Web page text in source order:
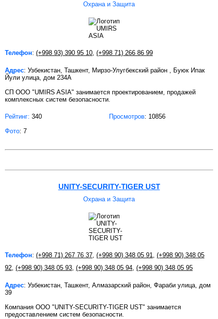
Охрана и Защита
Телефон: (+998 93) 390 95 10, (+998 71) 266 86 99
Адрес: Узбекистан, Ташкент, Мирзо-Улугбекский район , Буюк Ипак
Йули улица, дом 234А
СП ООО "UMIRS ASIA" занимается проектированием, продажей
комплексных систем безопасности.
Рейтинг: 340 Просмотров: 10856
Фото: 7
UNITY-SECURITY-TIGER UST
Охрана и Защита
Телефон: (+998 71) 267 76 37, (+998 90) 348 05 91, (+998 90) 348 05
92, (+998 90) 348 05 93, (+998 90) 348 05 94, (+998 90) 348 05 95
Адрес: Узбекистан, Ташкент, Алмазарский район, Фараби улица, дом
39
Компания ООО "UNITY-SECURITY-TIGER UST" занимается
предоставлением систем безопасности.